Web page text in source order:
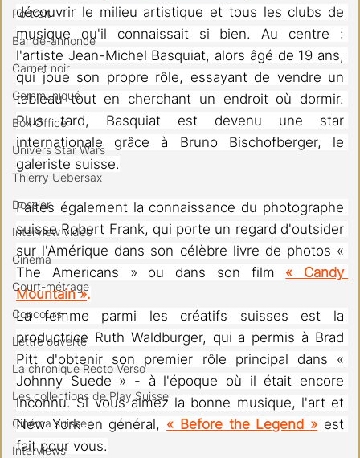
Portrait
Bande-annonce
Carnet noir
Communiqué
Box Office
Univers Star Wars
Thierry Uebersax
Dossier
Interview vidéo
Cinéma
Court-métrage
Concours
Lettre ouverte
La chronique Recto Verso
Les collections de Play Suisse
Cinéma suisse
Interviews
découvrir le milieu artistique et tous les clubs de
musique qu'il connaissait si bien. Au centre :
l'artiste Jean-Michel Basquiat, alors âgé de 19 ans,
qui joue son propre rôle, essayant de vendre un
tableau tout en cherchant un endroit où dormir.
Plus tard, Basquiat est devenu une star
internationale grâce à Bruno Bischofberger, le
galeriste suisse.
Faites également la connaissance du photographe
suisse Robert Frank, qui porte un regard d'outsider
sur l'Amérique dans son célèbre livre de photos «
The Americans » ou dans son film « Candy
Mountain ».
La femme parmi les créatifs suisses est la
productrice Ruth Waldburger, qui a permis à Brad
Pitt d'obtenir son premier rôle principal dans «
Johnny Suede » - à l'époque où il était encore
inconnu. Si vous aimez la bonne musique, l'art et
New York en général, « Before the Legend » est
fait pour vous.